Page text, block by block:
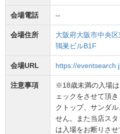
会場電話 --
会場住所
大阪府大阪市中央
鴇巣ビルB1F
会場URL https://
注意事項
※18歳未満の入場
ェックをさせて頂
クトップ、サンダ
せん。また当店ス
は入場をお断りさ